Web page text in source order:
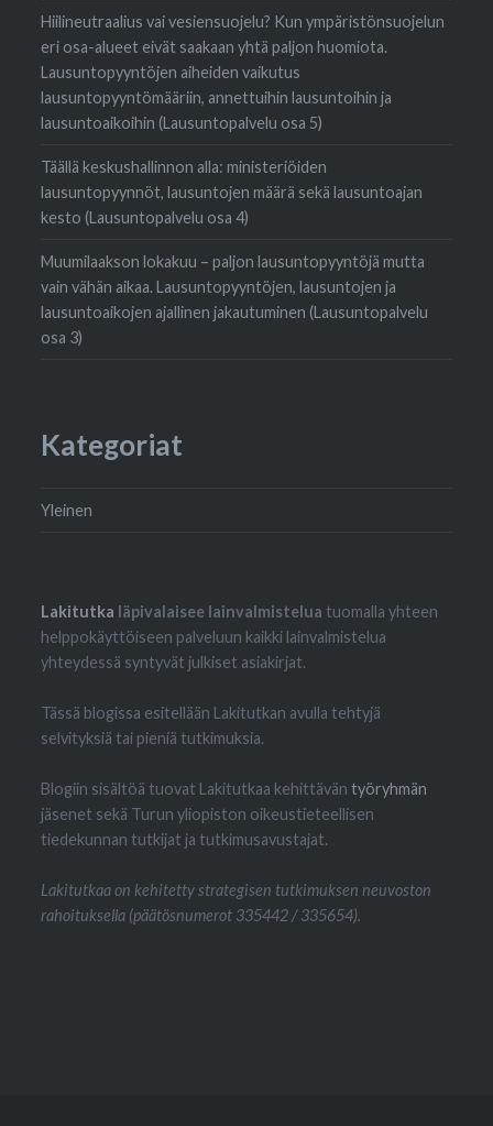
Hiilineutraalius vai vesiensuojelu? Kun ympäristönsuojelun
eri osa-alueet eivät saakaan yhtä paljon huomiota.
Lausuntopyyntöjen aiheiden vaikutus
lausuntopyyntömääriin, annettuihin lausuntoihin ja
lausuntoaikoihin (Lausuntopalvelu osa 5)
Täällä keskushallinnon alla: ministeriöiden
lausuntopyynnöt, lausuntojen määrä sekä lausuntoajan
kesto (Lausuntopalvelu osa 4)
Muumilaakson lokakuu – paljon lausuntopyyntöjä mutta
vain vähän aikaa. Lausuntopyyntöjen, lausuntojen ja
lausuntoaikojen ajallinen jakautuminen (Lausuntopalvelu
osa 3)
Kategoriat
Yleinen
Lakitutka läpivalaisee lainvalmistelua tuomalla yhteen
helppokäyttöiseen palveluun kaikki lainvalmistelua
yhteydessä syntyvät julkiset asiakirjat.
Tässä blogissa esitellään Lakitutkan avulla tehtyjä
selvityksiä tai pieniä tutkimuksia.
Blogiin sisältöä tuovat Lakitutkaa kehittäväntyöryhmän
jäsenet sekä Turun yliopiston oikeustieteellisen
tiedekunnan tutkijat ja tutkimusavustajat.
Lakitutkaa on kehitetty strategisen tutkimuksen neuvoston
rahoituksella (päätösnumerot 335442 / 335654).